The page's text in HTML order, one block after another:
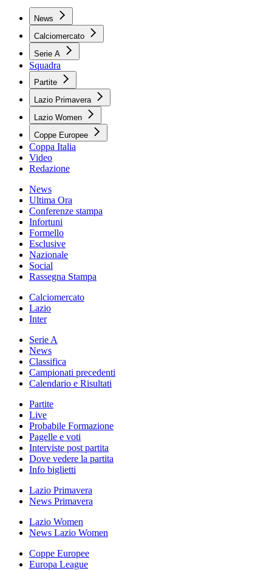
News
Calciomercato
Serie A
Squadra
Partite
Lazio Primavera
Lazio Women
Coppe Europee
Coppa Italia
Video
Redazione
News
Ultima Ora
Conferenze stampa
Infortuni
Formello
Esclusive
Nazionale
Social
Rassegna Stampa
Calciomercato
Lazio
Inter
Serie A
News
Classifica
Campionati precedenti
Calendario e Risultati
Partite
Live
Probabile Formazione
Pagelle e voti
Interviste post partita
Dove vedere la partita
Info biglietti
Lazio Primavera
News Primavera
Lazio Women
News Lazio Women
Coppe Europee
Europa League